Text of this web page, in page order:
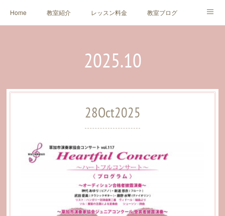
Home 教室紹介 レッスン料金 教室ブログ
Link
2025.10
28Oct2025